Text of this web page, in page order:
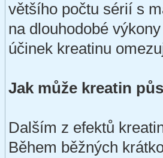
většího počtu sérií s
na dlouhodobé
účinek kreatinu
Jak může kreatin
Dalším z efektů
Během běžných